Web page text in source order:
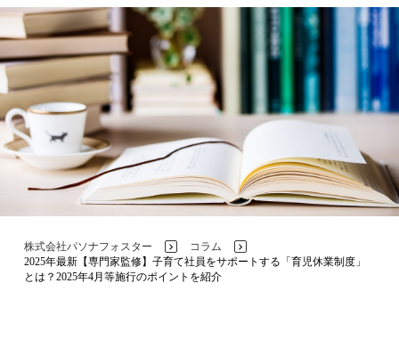
株式会社パソナフォスター >コラム
2025年最新【専門家監修】子育て社員をサポートする「育児休業制度」
とは？2025年4月等施行のポイントを紹介